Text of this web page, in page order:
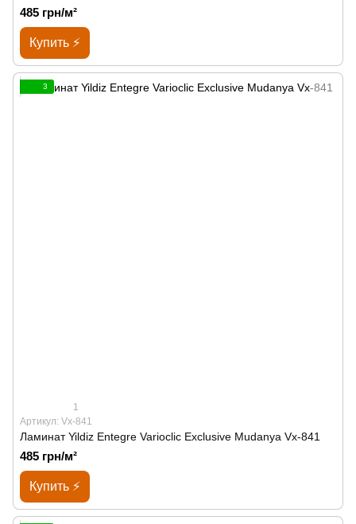
485 грн/м²
Купить ⚡
3
1
Артикул: Vx-841
Ламинат Yildiz Entegre Varioclic Exclusive Mudanya Vx-841
485 грн/м²
Купить ⚡